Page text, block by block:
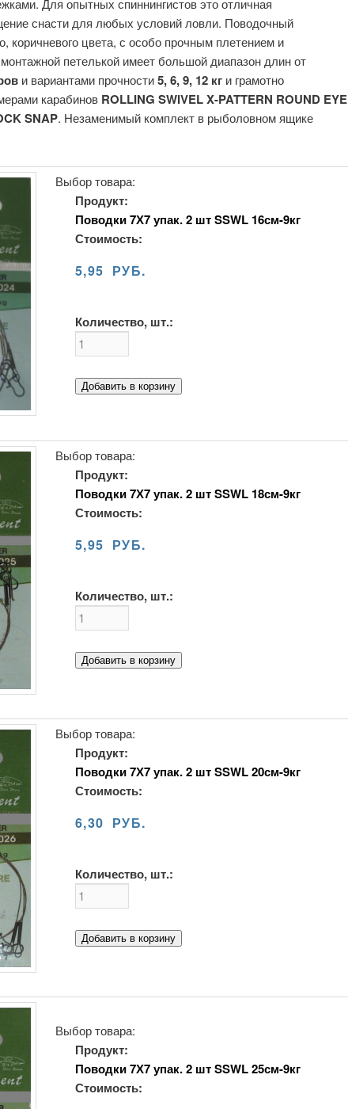
Для опытных спиннингистов это отличная
снасти для любых условий ловли. Поводочный
коричневого цвета, с особо прочным плетением и
петелькой имеет большой диапазон длин от
и вариантами прочности5, 6, 9, 12 кги грамотно
карабинов ROLLING SWIVEL X-PATTERN ROUND EYE
SNAP. Незаменимый комплект в рыболовном ящике
Выбор товара:
Продукт:
Поводки 7Х7 упак. 2 шт SSWL 16см-9кг
Стоимость:
5,95 РУБ.
Количество, шт.:
Добавить в корзину
Выбор товара:
Продукт:
Поводки 7Х7 упак. 2 шт SSWL 18см-9кг
Стоимость:
5,95 РУБ.
Количество, шт.:
Добавить в корзину
Выбор товара:
Продукт:
Поводки 7Х7 упак. 2 шт SSWL 20см-9кг
Стоимость:
6,30 РУБ.
Количество, шт.:
Добавить в корзину
Выбор товара:
Продукт:
Поводки 7Х7 упак. 2 шт SSWL 25см-9кг
Стоимость: